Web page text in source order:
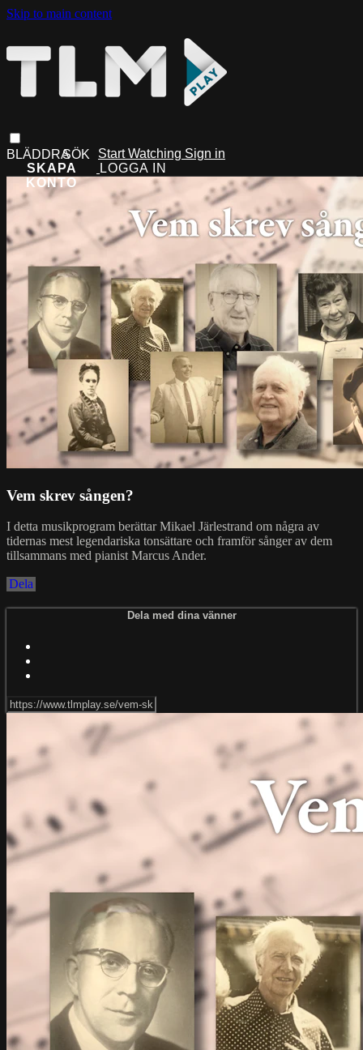
Skip to main content
Start Watching Sign in
Vem skrev sången?
I detta musikprogram berättar Mikael Järlestrand om några av
tidernas mest legendariska tonsättare och framför sånger av dem
tillsammans med ⁣pianist Marcus Ander.